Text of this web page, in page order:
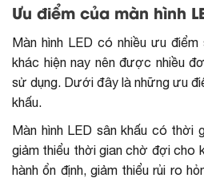
Ưu điểm của màn hình
Màn hình LED có nhiều ưu
khác hiện nay nên được nhiều
sử dụng. Dưới đây là những ưu
khấu.
Màn hình LED sân khấu có thời
giảm thiểu thời gian chờ đợi cho
hành ổn định, giảm thiểu rủi ro